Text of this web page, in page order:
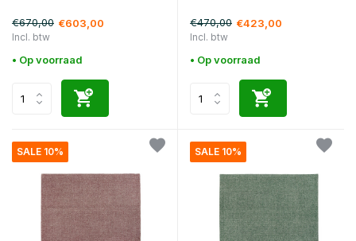
€670,00 €603,00
Incl. btw
• Op voorraad
€470,00 €423,00
Incl. btw
• Op voorraad
SALE 10% SALE 10%